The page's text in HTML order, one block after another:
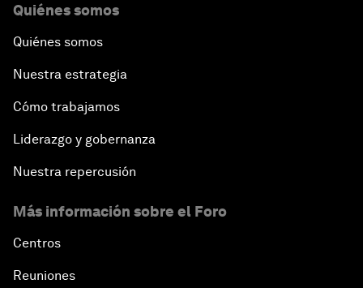
Quiénes somos
Quiénes somos
Nuestra estrategia
Cómo trabajamos
Liderazgo y gobernanza
Nuestra repercusión
Más información sobre el Foro
Centros
Reuniones